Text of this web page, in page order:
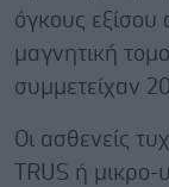
όγκους εξίσου
μαγνητική
συμμετείχαν
Οι ασθενείς
TRUS ή